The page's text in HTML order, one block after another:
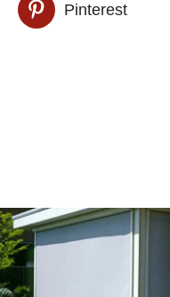
Pinterest